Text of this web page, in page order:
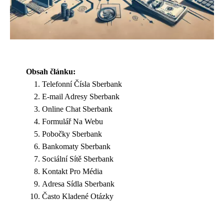
Obsah článku:
Telefonní Čísla Sberbank
E-mail Adresy Sberbank
Online Chat Sberbank
Formulář Na Webu
Pobočky Sberbank
Bankomaty Sberbank
Sociální Sítě Sberbank
Kontakt Pro Média
Adresa Sídla Sberbank
Často Kladené Otázky